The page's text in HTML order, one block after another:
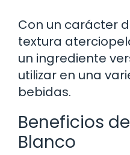
Con un carácter
textura
un ingrediente
utilizar en una
bebidas.
Beneficios
Blanco